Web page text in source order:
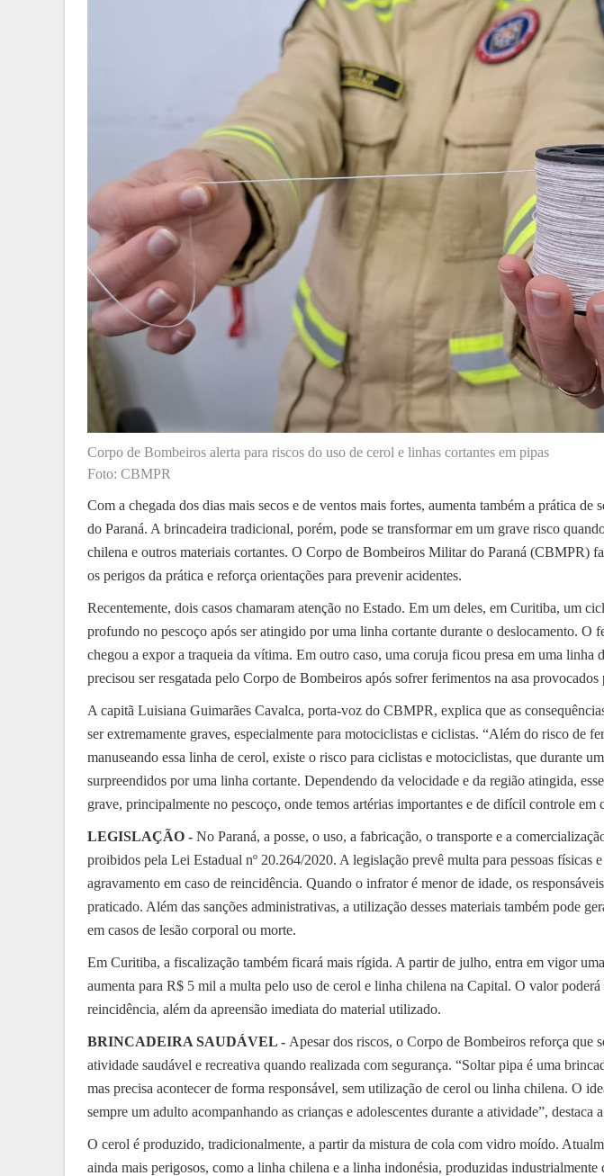
Corpo de Bombeiros alerta para riscos do uso de cerol e linhas cortantes em pipas
Foto: CBMPR
Com a chegada dos dias mais secos e de ventos mais fortes, aumenta também a prática de
do Paraná. A brincadeira tradicional, porém, pode se transformar em um grave risco
chilena e outros materiais cortantes. O Corpo de Bombeiros Militar do Paraná (CBMPR)
os perigos da prática e reforça orientações para prevenir acidentes.
Recentemente, dois casos chamaram atenção no Estado. Em um deles, em Curitiba, um
profundo no pescoço após ser atingido por uma linha cortante durante o deslocamento. O
chegou a expor a traqueia da vítima. Em outro caso, uma coruja ficou presa em uma linha
precisou ser resgatada pelo Corpo de Bombeiros após sofrer ferimentos na asa
A capitã Luisiana Guimarães Cavalca, porta-voz do CBMPR, explica que as
ser extremamente graves, especialmente para motociclistas e ciclistas. “Além do risco de
manuseando essa linha de cerol, existe o risco para ciclistas e motociclistas, que durante
surpreendidos por uma linha cortante. Dependendo da velocidade e da região atingida,
grave, principalmente no pescoço, onde temos artérias importantes e de difícil controle em
LEGISLAÇÃO - No Paraná, a posse, o uso, a fabricação, o transporte e a
proibidos pela Lei Estadual nº 20.264/2020. A legislação prevê multa para pessoas físicas
agravamento em caso de reincidência. Quando o infrator é menor de idade, os
praticado. Além das sanções administrativas, a utilização desses materiais também pode
em casos de lesão corporal ou morte.
Em Curitiba, a fiscalização também ficará mais rígida. A partir de julho, entra em vigor
aumenta para R$ 5 mil a multa pelo uso de cerol e linha chilena na Capital. O valor poderá
reincidência, além da apreensão imediata do material utilizado.
BRINCADEIRA SAUDÁVEL - Apesar dos riscos, o Corpo de Bombeiros reforça que
atividade saudável e recreativa quando realizada com segurança. “Soltar pipa é uma
mas precisa acontecer de forma responsável, sem utilização de cerol ou linha chilena. O
sempre um adulto acompanhando as crianças e adolescentes durante a atividade”, destaca
O cerol é produzido, tradicionalmente, a partir da mistura de cola com vidro moído.
ainda mais perigosos, como a linha chilena e a linha indonésia, produzidas industrialmente